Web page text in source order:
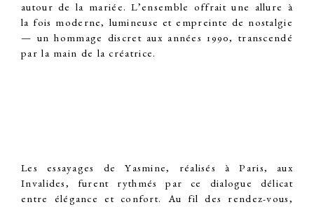
autour de la mariée. L’ensemble offrait une allure à
la fois moderne, lumineuse et empreinte de nostalgie
— un hommage discret aux années 1990, transcendé
par la main de la créatrice.
Les essayages
de Yasmine, réalisés à Paris, aux
Invalides, furent rythmés par ce dialogue délicat
entre élégance et confort. Au fil des rendez-vous,